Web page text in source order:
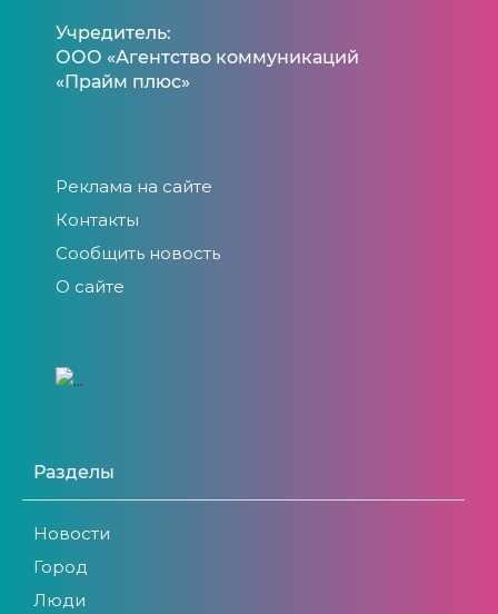
Учредитель:
ООО «Агентство коммуникаций
«Прайм плюс»
Реклама на сайте
Контакты
Сообщить новость
О сайте
Разделы
Новости
Город
Люди